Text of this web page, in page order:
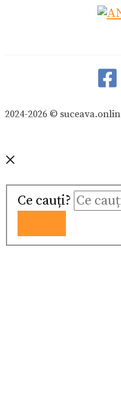
2024-2026 ©
Ce cauți?